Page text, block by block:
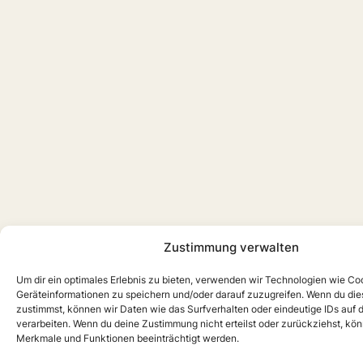
Zustimmung verwalten
Um dir ein optimales Erlebnis zu bieten, verwenden wir Technologien wie
Geräteinformationen zu speichern und/oder darauf zuzugreifen. Wenn du
zustimmst, können wir Daten wie das Surfverhalten oder eindeutige IDs auf
verarbeiten. Wenn du deine Zustimmung nicht erteilst oder zurückziehst,
Merkmale und Funktionen beeinträchtigt werden.